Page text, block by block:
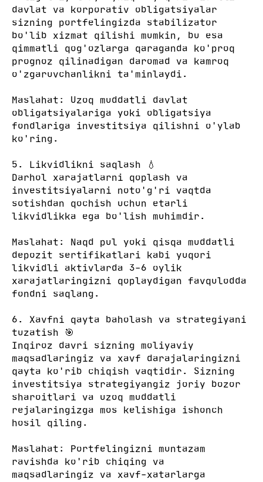
davlat va korporativ obligatsiyalar
sizning portfelingizda stabilizator
bo'lib xizmat qilishi mumkin, bu esa
qimmatli qog'ozlarga qaraganda ko'proq
prognoz qilinadigan daromad va kamroq
o'zgaruvchanlikni ta'minlaydi.
Maslahat: Uzoq muddatli davlat
obligatsiyalariga yoki obligatsiya
fondlariga investitsiya qilishni o'ylab
ko'ring.
5. Likvidlikni saqlash 💧
Darhol xarajatlarni qoplash va
investitsiyalarni noto'g'ri vaqtda
sotishdan qochish uchun etarli
likvidlikka ega bo'lish muhimdir.
Maslahat: Naqd pul yoki qisqa muddatli
depozit sertifikatlari kabi yuqori
likvidli aktivlarda 3-6 oylik
xarajatlaringizni qoplaydigan favqulodda
fondni saqlang.
6. Xavfni qayta baholash va strategiyani
tuzatish 🎯
Inqiroz davri sizning moliyaviy
maqsadlaringiz va xavf darajalaringizni
qayta ko'rib chiqish vaqtidir. Sizning
investitsiya strategiyangiz joriy bozor
sharoitlari va uzoq muddatli
rejalaringizga mos kelishiga ishonch
hosil qiling.
Maslahat: Portfelingizni muntazam
ravishda ko'rib chiqing va
maqsadlaringiz va xavf-xatarlarga